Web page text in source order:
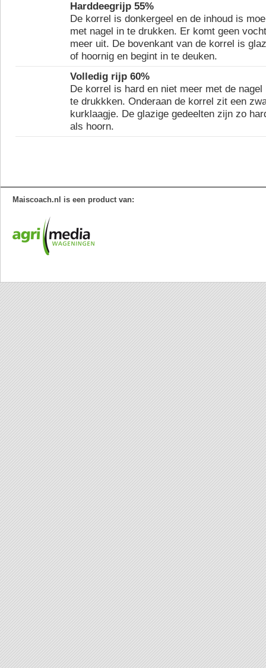
Harddeegrijp 55%
De korrel is donkergeel en de inhoud is
met nagel in te drukken. Er komt geen vocht
meer uit. De bovenkant van de korrel is
of hoornig en begint in te deuken.
Volledig rijp 60%
De korrel is hard en niet meer met de nagel
te drukkken. Onderaan de korrel zit een
kurklaagje. De glazige gedeelten zijn zo
als hoorn.
Maiscoach.nl is een product van: